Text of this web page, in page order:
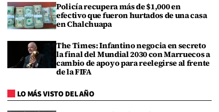
Policía recupera más de $1,000 en
efectivo que fueron hurtados de una casa
en Chalchuapa
The Times: Infantino negocia en secreto
la final del Mundial 2030 con Marruecos a
cambio de apoyo para reelegirse al frente
de la FIFA
LO MÁS VISTO DEL AÑO